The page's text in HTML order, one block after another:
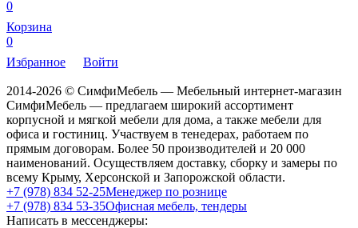
0
Корзина
0
Избранное
Войти
2014-2026 © СимфиМебель — Мебельный интернет-магазин
СимфиМебель — предлагаем широкий ассортимент
корпусной и мягкой мебели для дома, а также мебели для
офиса и гостиниц. Участвуем в тенедерах, работаем по
прямым договорам. Более 50 производителей и 20 000
наименований. Осуществляем доставку, сборку и замеры по
всему Крыму, Херсонской и Запорожской области.
+7 (978) 834 52-25Менеджер по рознице
+7 (978) 834 53-35Офисная мебель, тендеры
Написать в мессенджеры: